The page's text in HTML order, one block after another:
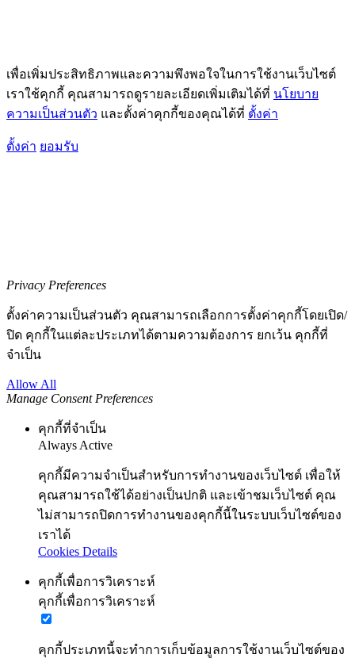
เพื่อเพิ่มประสิทธิภาพและความพึงพอใจในการใช้งานเว็บไซต์
เราใช้คุกกี้ คุณสามารถดูรายละเอียดเพิ่มเติมได้ที่ นโยบาย
ความเป็นส่วนตัว และตั้งค่าคุกกี้ของคุณได้ที่ ตั้งค่า
ตั้งค่า ยอมรับ
Privacy Preferences
ตั้งค่าความเป็นส่วนตัว คุณสามารถเลือกการตั้งค่าคุกกี้โดยเปิด/
ปิด คุกกี้ในแต่ละประเภทได้ตามความต้องการ ยกเว้น คุกกี้ที่
จำเป็น
Allow All
Manage Consent Preferences
คุกกี้ที่จำเป็น
Always Active
คุกกี้มีความจำเป็นสำหรับการทำงานของเว็บไซต์ เพื่อให้
คุณสามารถใช้ได้อย่างเป็นปกติ และเข้าชมเว็บไซต์ คุณ
ไม่สามารถปิดการทำงานของคุกกี้นี้ในระบบเว็บไซต์ของ
เราได้
Cookies Details
คุกกี้เพื่อการวิเคราะห์
คุกกี้เพื่อการวิเคราะห์
คุกกี้ประเภทนี้จะทำการเก็บข้อมูลการใช้งานเว็บไซต์ของ